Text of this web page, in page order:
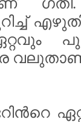
ഗതി.